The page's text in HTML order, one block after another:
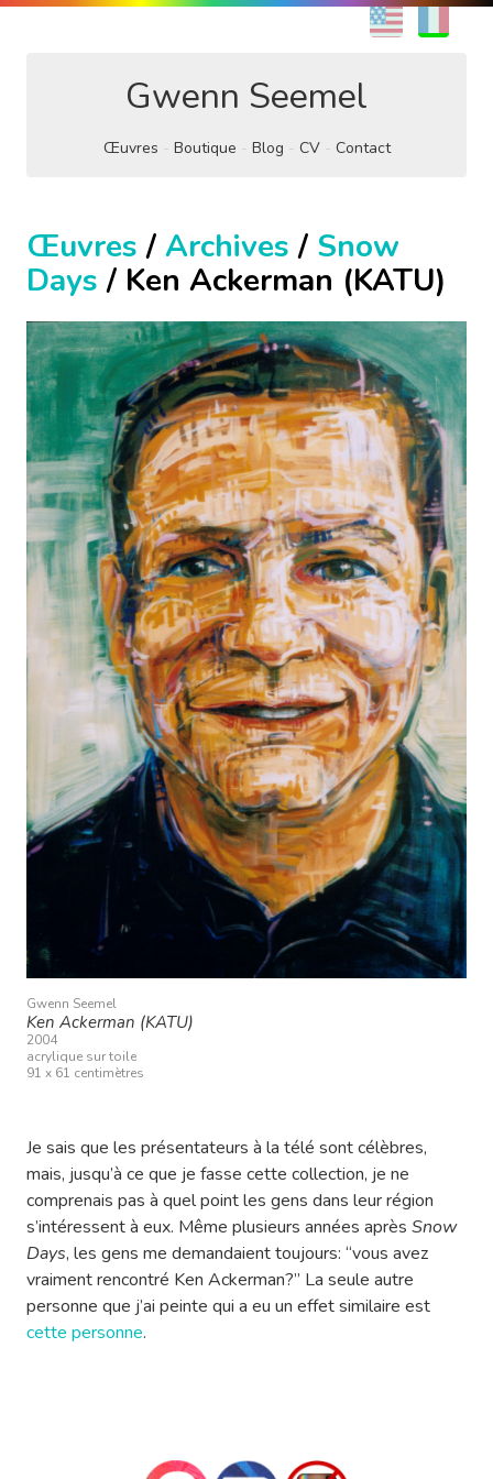
EN
Gwenn Seemel
Œuvres Boutique Blog CV Contact
Œuvres / Archives / Snow
Days / Ken Ackerman (KATU)
Gwenn Seemel
Ken Ackerman (KATU)
2004
acrylique sur toile
91 x 61 centimètres
Je sais que les présentateurs à la télé sont célèbres,
mais, jusqu’à ce que je fasse cette collection, je ne
comprenais pas à quel point les gens dans leur région
s’intéressent à eux. Même plusieurs années après Snow
Days, les gens me demandaient toujours: “vous avez
vraiment rencontré Ken Ackerman?” La seule autre
personne que j’ai peinte qui a eu un effet similaire est
cette personne.